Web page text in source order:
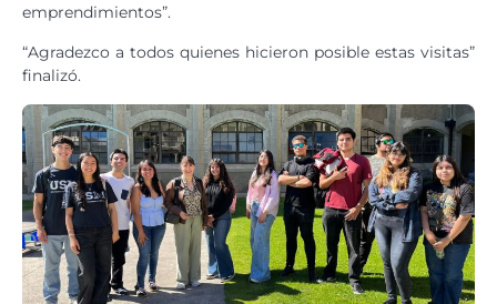
emprendimientos”.
“Agradezco a todos quienes hicieron posible estas visitas”
finalizó.